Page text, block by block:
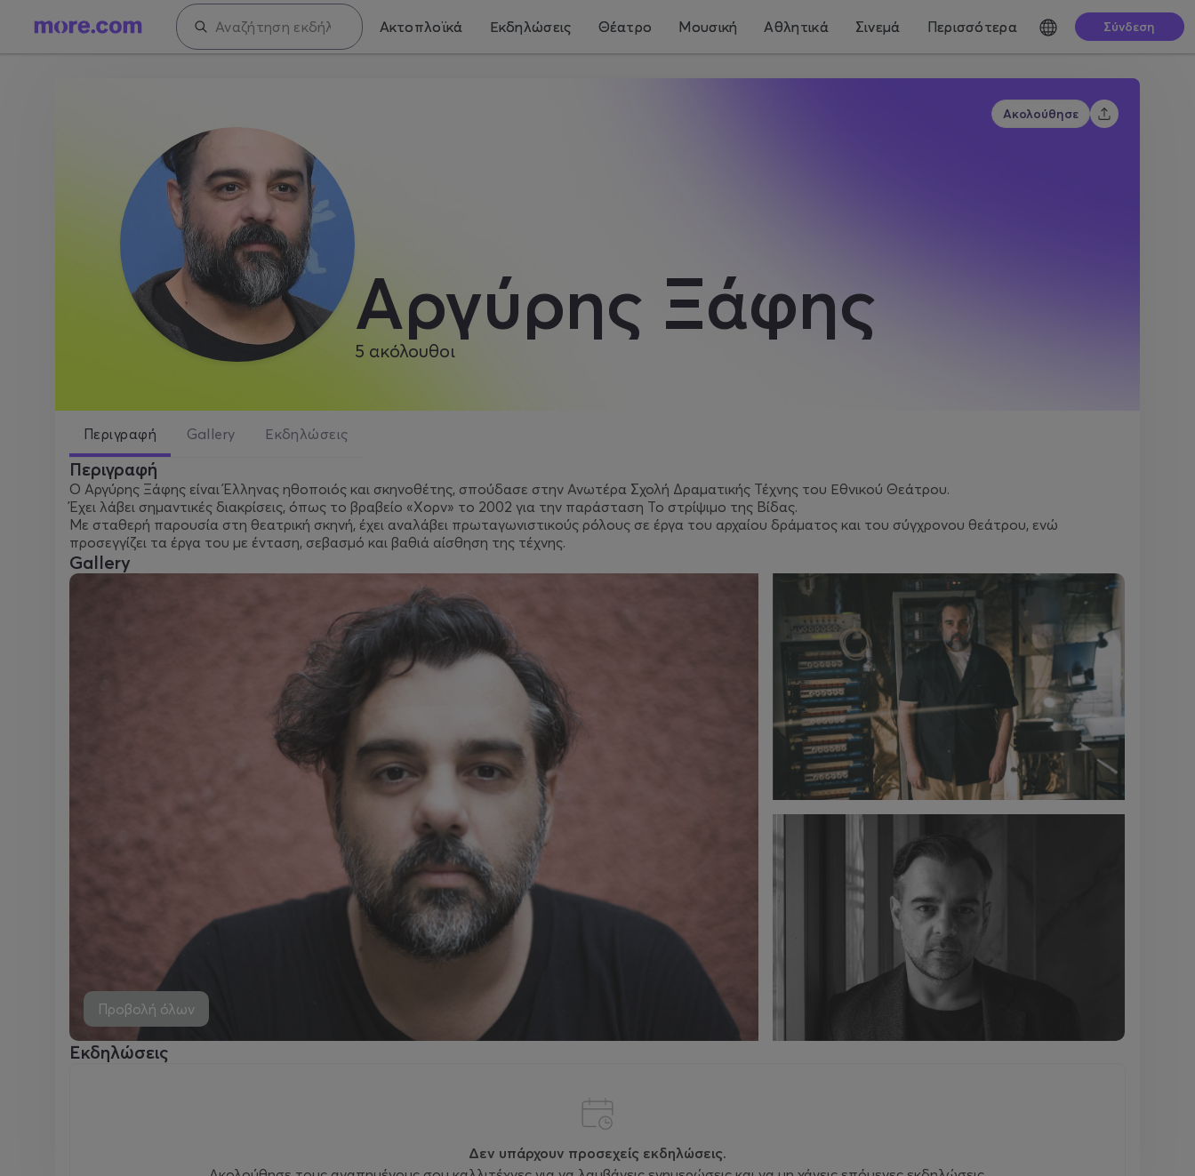
Ακτοπλοϊκά Εκδηλώσεις Θέατρο Μουσική Αθλητικά Σινεμά Περισσότερα Σύνδεση
Αργύρης Ξάφης
5 ακόλουθοι
Ακολούθησε
Περιγραφή Gallery Εκδηλώσεις
Περιγραφή
Ο Αργύρης Ξάφης είναι Έλληνας ηθοποιός και σκηνοθέτης, σπούδασε στην Ανωτέρα Σχολή Δραματικής Τέχνης του Εθνικού Θεάτρου.
Έχει λάβει σημαντικές διακρίσεις, όπως το βραβείο «Χορν» το 2002 για την παράσταση Το στρίψιμο της Βίδας.
Με σταθερή παρουσία στη θεατρική σκηνή, έχει αναλάβει πρωταγωνιστικούς ρόλους σε έργα του αρχαίου δράματος και του σύγχρονου θεάτρου, ενώ
προσεγγίζει τα έργα του με ένταση, σεβασμό και βαθιά αίσθηση της τέχνης.
Gallery
Προβολή όλων
Εκδηλώσεις
Δεν υπάρχουν προσεχείς εκδηλώσεις.